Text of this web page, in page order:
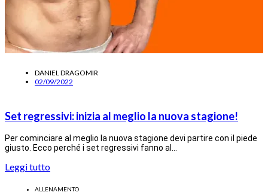
DANIEL DRAGOMIR
02/09/2022
Set regressivi: inizia al meglio la nuova stagione!
Per cominciare al meglio la nuova stagione devi partire con il piede
giusto. Ecco perché i set regressivi fanno al…
Leggi tutto
ALLENAMENTO